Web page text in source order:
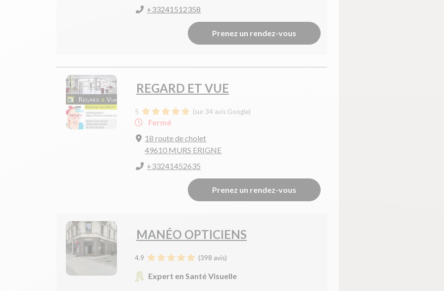
+33241512358
Prenez un rendez-vous
REGARD ET VUE
5 (sur 34 avis Google)
Fermé
18 route de cholet
49610 MURS ERIGNE
+33241452635
Prenez un rendez-vous
MANÉO OPTICIENS
4.9 (398 avis)
Expert en Santé Visuelle